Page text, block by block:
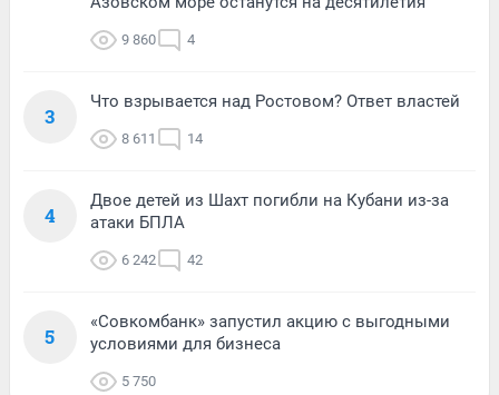
9 860 4
3
Что взрывается над Ростовом? Ответ властей
8 611 14
4
Двое детей из Шахт погибли на Кубани из-за
атаки БПЛА
6 242 42
5
«Совкомбанк» запустил акцию с выгодными
условиями для бизнеса
5 750